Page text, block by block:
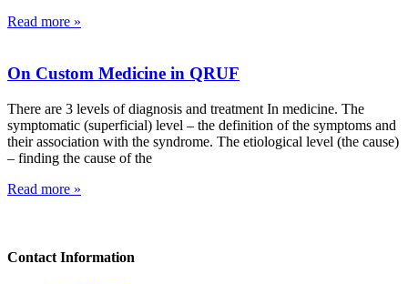
Read more »
On Custom Medicine in QRUF
There are 3 levels of diagnosis and treatment In medicine. The
symptomatic (superficial) level – the definition of the symptoms and
their association with the syndrome. The etiological level (the cause)
– finding the cause of the
Read more »
Contact Information